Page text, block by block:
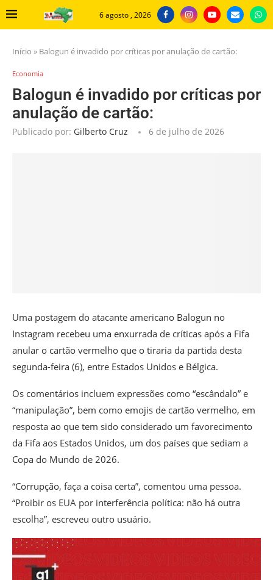
6 agosto , 2026
Início » Balogun é invadido por críticas por anulação de cartão:
Economia
Balogun é invadido por críticas por
anulação de cartão:
Publicado por: Gilberto Cruz 6 de julho de 2026
Uma postagem do atacante americano Balogun no
Instagram recebeu uma enxurrada de críticas após a Fifa
anular o cartão vermelho que o tiraria da partida desta
segunda-feira (6), entre Estados Unidos e Bélgica.
Os comentários incluem expressões como “escândalo” e
“manipulação”, bem como emojis de cartão vermelho, em
resposta ao que tem sido considerado um favorecimento
da Fifa aos Estados Unidos, um dos países que sediam a
Copa do Mundo de 2026.
“Corrupção, faça a coisa certa”, comentou uma pessoa.
“Proibir os EUA por interferência política: não há outra
escolha”, escreveu outro usuário.